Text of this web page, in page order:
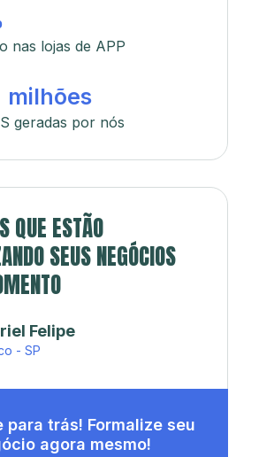
nas lojas de APP
milhões
geradas por nós
QUE ESTÃO
SEUS NEGÓCIOS
açaí e sorveteria
Janeiro - RJ
para trás! Formalize seu
agora mesmo!